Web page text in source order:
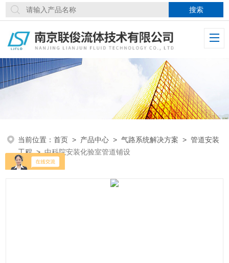
当前位置：首页 > 产品中心 >气路系统解决方案 >管道安装
工程>中科院安装化验室管道铺设